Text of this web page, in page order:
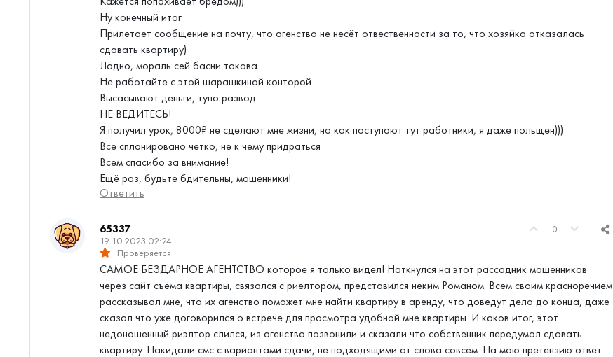
Ну конечный итог
Прилетает сообщение на почту, что агенство не несёт отвественности за то, что хозяйка отказалась
сдавать квартиру)
Ладно, мораль сей басни такова
Не работайте с этой шарашкиной конторой
Высасывают деньги, тупо развод
НЕ ВЕДИТЕСЬ!
Я получил урок, 8000₽ не сделают мне жизни, но как поступают тут работники, я даже польщен)))
Все спланировано четко, не к чему придраться
Всем спасибо за внимание!
Ещё раз, будьте бдительны, мошенники!
Ответить
0
65337
19.10.2023 02:24
Проверяется
САМОЕ БЕЗДАРНОЕ АГЕНТСТВО которое я только видел! Наткнулся на этот рассадник мошенников
через сайт съёма квартиры, связался с риелтором, представился неким Романом. Всем своим красноречием
рассказывал мне, что их агенство поможет мне найти квартиру в аренду, что доведут дело до конца, даже
сказал что уже договорился о встрече для просмотра удобной мне квартиры. И каков итог, этот
недоношенный риэлтор слился, из агенства позвонили и сказали что собственник передумал сдавать
квартиру. Накидали смс с вариантами сдачи, не подходящими от слова совсем. На мою претензию ответ